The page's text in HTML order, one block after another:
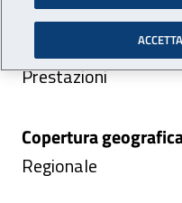
Area pubblicazione:
Prestazioni
Copertura
Regionale